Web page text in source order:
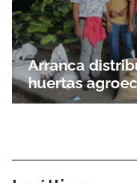
Arranca
huertas